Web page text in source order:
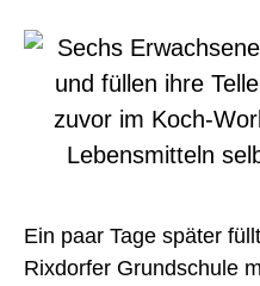
Ein paar Tage später
Rixdorfer Grundschule